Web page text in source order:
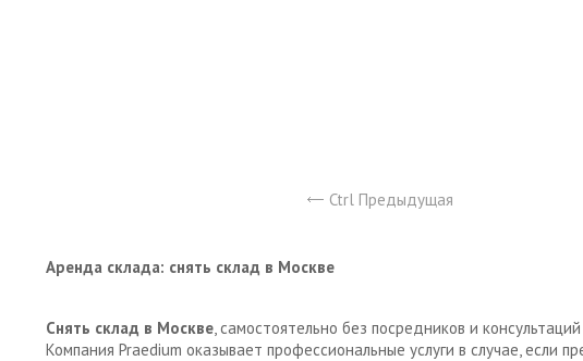
Ctrl Предыдущая
Аренда склада: снять склад в Москве
Снять склад в Москве, самостоятельно без посредников и
Компания Praedium оказывает профессиональные услуги в случае, если